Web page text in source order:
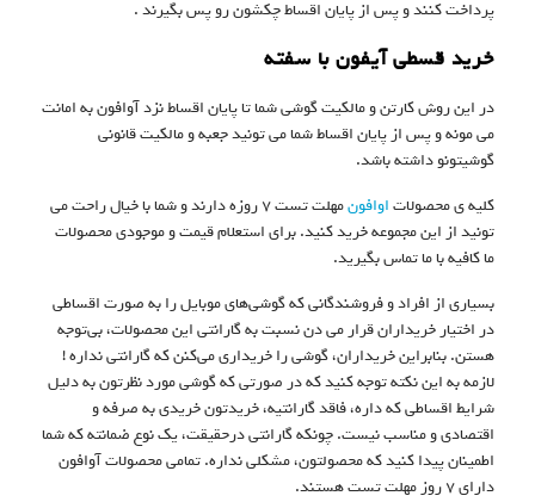
پرداخت کنند و پس از پایان اقساط چکشون رو پس بگیرند .
خرید قسطی آیفون با سفته
در این روش کارتن و مالکیت گوشی شما تا پایان اقساط نزد آوافون به امانت
می مونه و پس از پایان اقساط شما می تونید جعبه و مالکیت قانونی
گوشیتونو داشته باشد.
کلیه ی محصولاتاوافون
مهلت تست 7 روزه دارند و شما با خیال راحت می
تونید از این مجموعه خرید کنید. برای استعلام قیمت و موجودی محصولات
ما کافیه با ما تماس بگیرید.
بسیاری از افراد و فروشندگانی که گوشی‌های موبایل را به ‌صورت اقساطی
در اختیار خریداران قرار می دن نسبت ‌به گارانتی این محصولات، بی‌توجه
هستن. بنابراین خریداران، گوشی را خریداری می‌کنن که گارانتی نداره !
لازمه به این نکته توجه کنید که در صورتی ‌که گوشی مورد نظرتون به دلیل
شرایط اقساطی که داره، فاقد گارانتیه، خریدتون خریدی به ‌صرفه و
اقتصادی و مناسب نیست. چونکه گارانتی درحقیقت، یک نوع ضمانته که شما
اطمینان پیدا کنید که محصولتون، مشکلی نداره. تمامی محصولات آوافون
دارای 7 روز مهلت تست هستند.